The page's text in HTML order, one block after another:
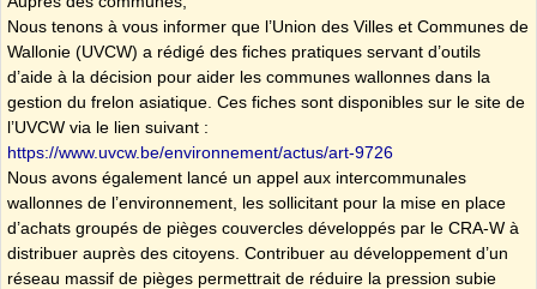
Nous tenons à vous informer que l’Union des Villes et Communes de
Wallonie (UVCW) a rédigé des fiches pratiques servant d’outils
d’aide à la décision pour aider les communes wallonnes dans la
gestion du frelon asiatique. Ces fiches sont disponibles sur le site de
l’UVCW via le lien suivant :
https://www.uvcw.be/environnement/actus/art-9726
Nous avons également lancé un appel aux intercommunales
wallonnes de l’environnement, les sollicitant pour la mise en place
d’achats groupés de pièges couvercles développés par le CRA-W à
distribuer auprès des citoyens. Contribuer au développement d’un
réseau massif de pièges permettrait de réduire la pression subie